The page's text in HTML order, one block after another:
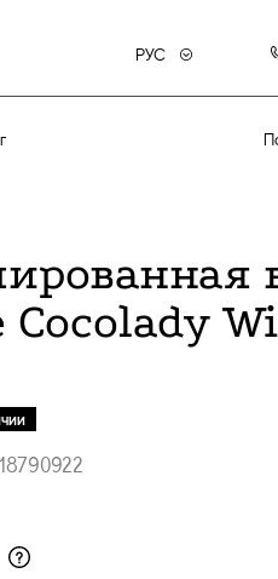
РУС
Cocolady